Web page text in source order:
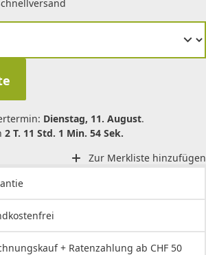
Dienstag, 11. August.
2 T. 11 Std. 1 Min. 54 Sek.
Zur Merkliste hinzufügen
+ Ratenzahlung ab CHF 50